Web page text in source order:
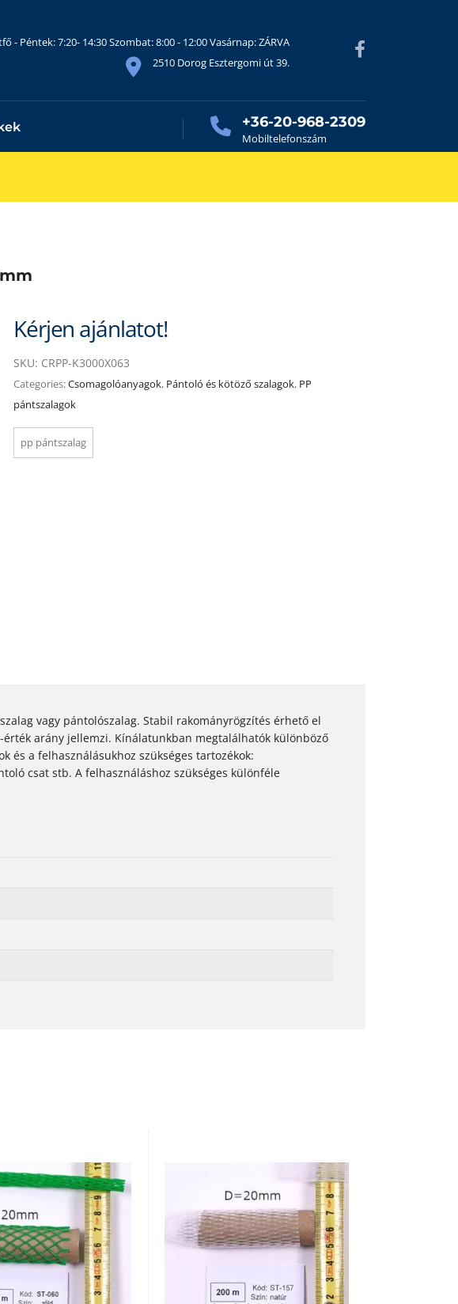
- Péntek: 7:20- 14:30 Szombat: 8:00 - 12:00 Vasárnap: ZÁRVA
2510 Dorog Esztergomi út 39.
+36-20-968-2309
Mobiltelefonszám
Kérjen ajánlatot!
SKU: CRPP-K3000X063
Categories:Csomagolóanyagok, Pántoló és kötöző szalagok, PP
pántszalagok
pp pántszalag
vagy pántolószalag. Stabil rakományrögzítés érhető el
arány jellemzi. Kínálatunkban megtalálhatók különböző
és a felhasználásukhoz szükséges tartozékok:
csat stb. A felhasználáshoz szükséges különféle